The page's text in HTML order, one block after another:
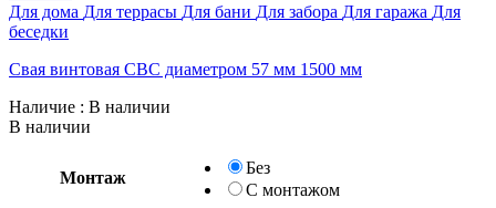
Для дома Для террасы Для бани Для забора Для гаража Для
беседки
Свая винтовая СВС диаметром 57 мм 1500 мм
Наличие : В наличии
В наличии
Монтаж
Без
С монтажом